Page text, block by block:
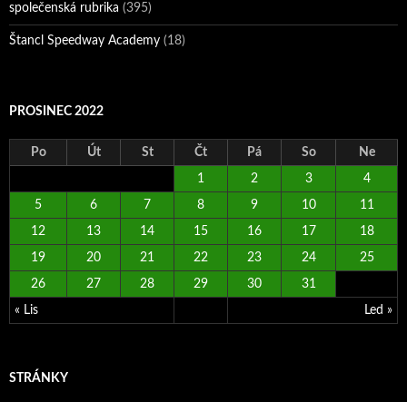
společenská rubrika (395)
Štancl Speedway Academy (18)
PROSINEC 2022
Po Út St Čt Pá So Ne
« Lis Led »
1 2 3 4
5 6 7 8 9 10 11
12 13 14 15 16 17 18
19 20 21 22 23 24 25
26 27 28 29 30 31
STRÁNKY